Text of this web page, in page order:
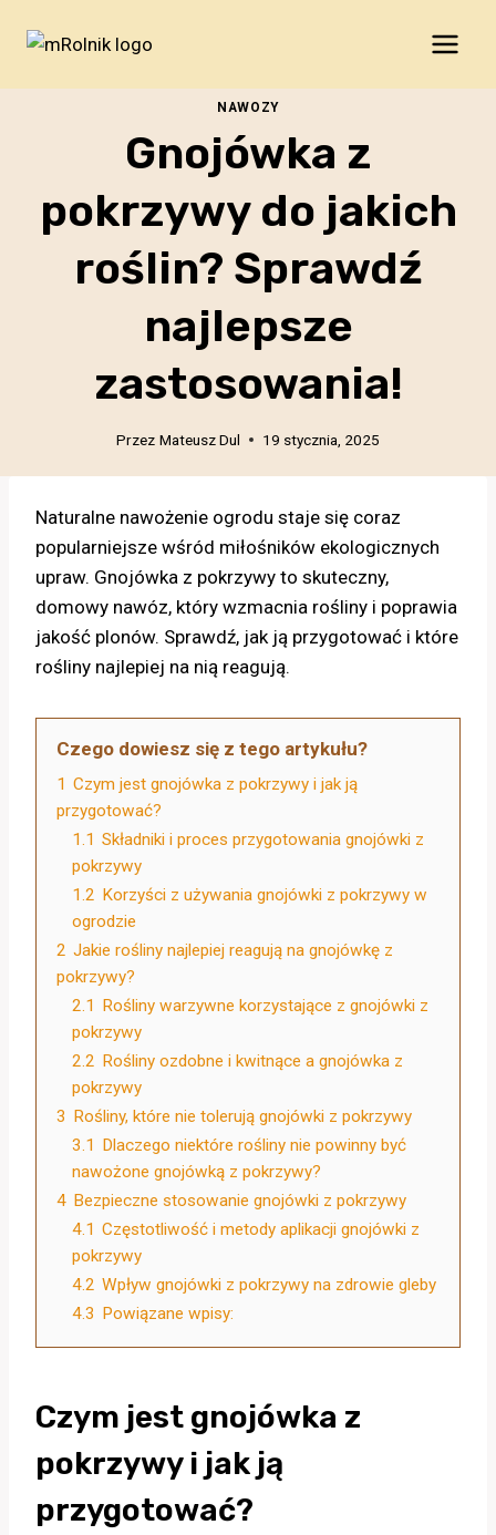
NAWOZY
Gnojówka z
pokrzywy do jakich
roślin? Sprawdź
najlepsze
zastosowania!
Przez Mateusz Dul 19 stycznia, 2025
Naturalne nawożenie ogrodu staje się coraz
popularniejsze wśród miłośników ekologicznych
upraw. Gnojówka z pokrzywy to skuteczny,
domowy nawóz, który wzmacnia rośliny i poprawia
jakość plonów. Sprawdź, jak ją przygotować i które
rośliny najlepiej na nią reagują.
Czego dowiesz się z tego artykułu?
1 Czym jest gnojówka z pokrzywy i jak ją
przygotować?
1.1 Składniki i proces przygotowania gnojówki z
pokrzywy
1.2 Korzyści z używania gnojówki z pokrzywy w
ogrodzie
2 Jakie rośliny najlepiej reagują na gnojówkę z
pokrzywy?
2.1 Rośliny warzywne korzystające z gnojówki z
pokrzywy
2.2 Rośliny ozdobne i kwitnące a gnojówka z
pokrzywy
3 Rośliny, które nie tolerują gnojówki z pokrzywy
3.1 Dlaczego niektóre rośliny nie powinny być
nawożone gnojówką z pokrzywy?
4 Bezpieczne stosowanie gnojówki z pokrzywy
4.1 Częstotliwość i metody aplikacji gnojówki z
pokrzywy
4.2 Wpływ gnojówki z pokrzywy na zdrowie gleby
4.3 Powiązane wpisy:
Czym jest gnojówka z
pokrzywy i jak ją
przygotować?